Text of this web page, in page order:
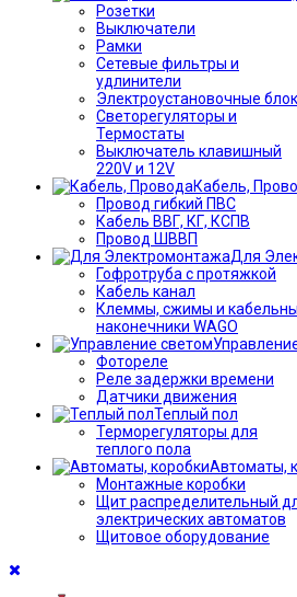
Розетки
Выключатели
Рамки
Сетевые фильтры и
удлинители
Электроустановочные
Светорегуляторы и
Термостаты
Выключатель клавишный
220V и 12V
Кабель,
Провод гибкий ПВС
Кабель ВВГ, КГ, КСПВ
Провод ШВВП
Для
Гофротруба с протяжкой
Кабель канал
Клеммы, сжимы и
наконечники WAGO
Фотореле
Реле задержки времени
Датчики движения
Теплый пол
Терморегуляторы для
теплого пола
Автоматы,
Монтажные коробки
Щит распределительный
электрических автоматов
Щитовое оборудование